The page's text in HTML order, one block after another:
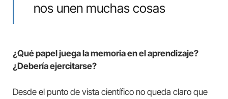
nos unen muchas cosas
¿Qué papel juega la memoria en el aprendizaje?
¿Debería ejercitarse?
Desde el punto de vista científico no queda claro que